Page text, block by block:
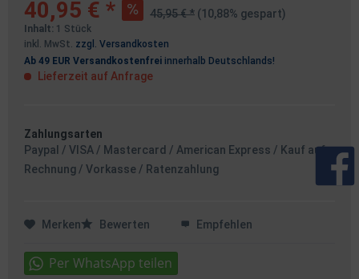
40,95 € * 45,95 € * (10,88% gespart)
Inhalt: 1 Stück
inkl. MwSt. zzgl. Versandkosten
Ab 49 EUR Versandkostenfrei innerhalb Deutschlands!
Lieferzeit auf Anfrage
Zahlungsarten
Paypal / VISA / Mastercard / American Express / Kauf auf
Rechnung / Vorkasse / Ratenzahlung
Merken Bewerten Empfehlen